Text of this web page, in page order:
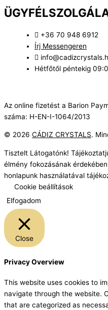
+36 70 948 6912
Írj Messengeren
Hétfőtől péntekig
Az online fizetést a Barion
száma: H-EN-I-1064/2013
© 2026 CÁDIZ CRYSTALS.
Tisztelt Látogatónk!
élmény fokozásának
honlapunk használatával
Cookie beállítások
Elfogadom
Close
Privacy Overview
This website uses cookies to
navigate through the website.
that are categorized as